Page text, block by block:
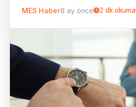
MES Haber8 ay önce 2 dk okuma